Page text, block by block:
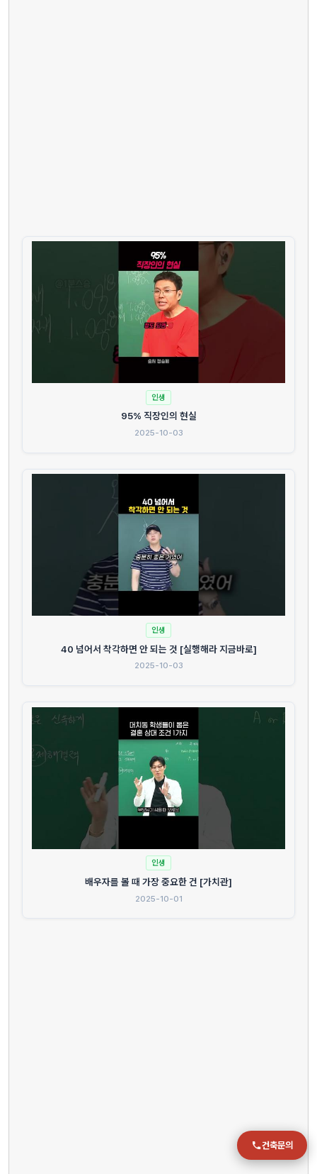
인생
95% 직장인의 현실
2025-10-03
인생
40 넘어서 착각하면 안 되는 것 [실행해라 지금바로]
2025-10-03
인생
배우자를 볼 때 가장 중요한 건 [가치관]
2025-10-01
건축문의